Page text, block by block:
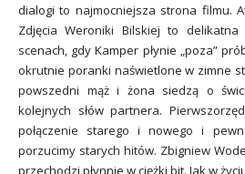
dialogi to najmocniejsza strona filmu.
Zdjęcia Weroniki Bilskiej to
scenach, gdy Kamper płynie „poza”
okrutnie poranki naświetlone w zimne
powszedni mąż i żona siedzą o
kolejnych słów partnera.
połączenie starego i nowego i
porzucimy starych hitów. Zbigniew
przechodzi płynnie w ciężki bit. Jak w